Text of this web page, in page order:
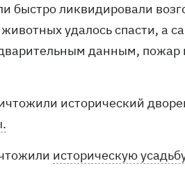
быстро ликвидировали
удалось спасти, а
данным, пожар
исторический
историческую